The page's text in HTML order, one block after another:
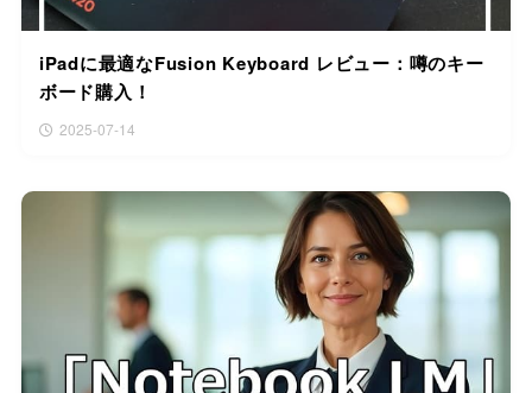
iPadに最適なFusion Keyboard レビュー：噂のキー
ボード購入！
2025-07-14